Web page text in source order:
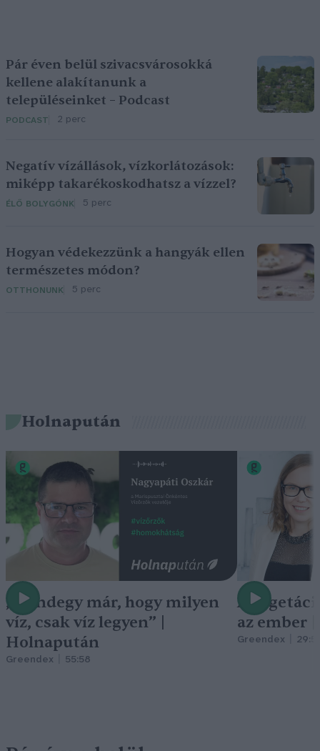
Pár éven belül szivacsvárosokká
kellene alakítanunk a
településeinket – Podcast
PODCAST 2 perc
Negatív vízállások, vízkorlátozások:
miképp takarékoskodhatsz a vízzel?
ÉLŐ BOLYGÓNK 5 perc
Hogyan védekezzünk a hangyák ellen
természetes módon?
OTTHONUNK 5 perc
Holnapután
„Mindegy már, hogy milyen
víz, csak víz legyen” |
Holnapután
Greendex 55:58
A
az ember
Greendex